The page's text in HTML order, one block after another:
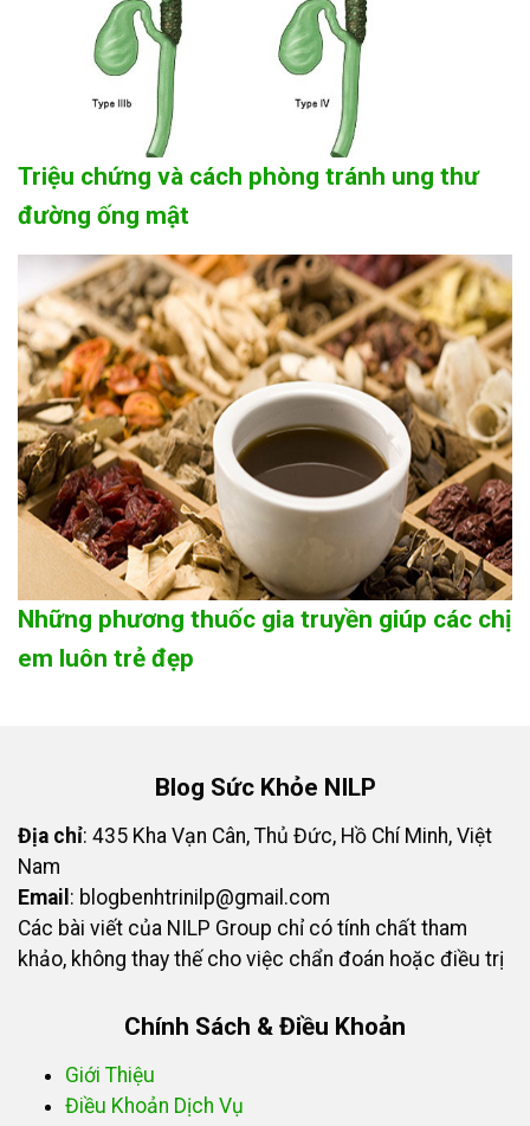
Triệu chứng và cách phòng tránh ung thư
đường ống mật
Những phương thuốc gia truyền giúp các chị
em luôn trẻ đẹp
Blog Sức Khỏe NILP
Địa chỉ: 435 Kha Vạn Cân, Thủ Đức, Hồ Chí Minh, Việt
Nam
Email : blogbenhtrinilp@gmail.com
Các bài viết của NILP Group chỉ có tính chất tham
khảo, không thay thế cho việc chẩn đoán hoặc điều trị
Chính Sách & Điều Khoản
Giới Thiệu
Điều Khoản Dịch Vụ